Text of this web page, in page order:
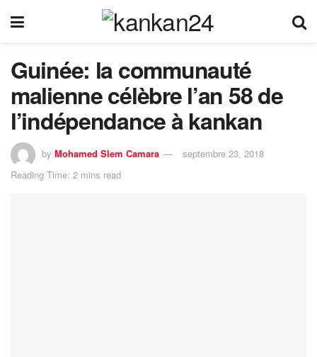
Guinée: la communauté
malienne célèbre l’an 58 de
l’indépendance à kankan
by Mohamed Slem Camara
septembre 23, 2018
Reading Time: 2 mins read